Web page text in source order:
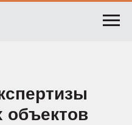
объектов